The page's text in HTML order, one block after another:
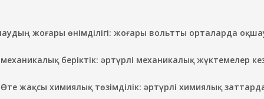
жоғары өнімділігі: жоғары вольтты орталарда
беріктік: әртүрлі механикалық жүктемелер
Өте жақсы химиялық төзімділік: әртүрлі химиялық